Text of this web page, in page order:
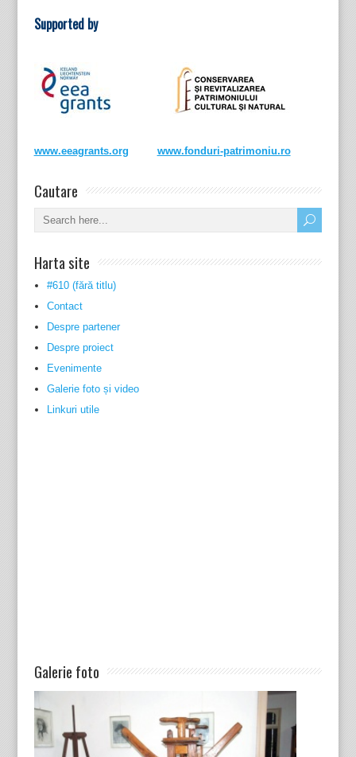
Supported by
www.eeagrants.org www.fonduri-patrimoniu.ro
Cautare
Harta site
#610 (fără titlu)
Contact
Despre partener
Despre proiect
Evenimente
Galerie foto și video
Linkuri utile
Galerie foto